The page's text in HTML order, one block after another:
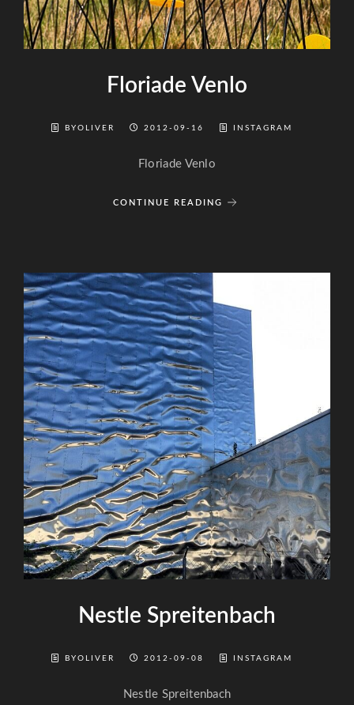
Floriade Venlo
BYOLIVER 2012-09-16 INSTAGRAM
Floriade Venlo
CONTINUE READING
Nestle Spreitenbach
BYOLIVER 2012-09-08 INSTAGRAM
Nestle Spreitenbach